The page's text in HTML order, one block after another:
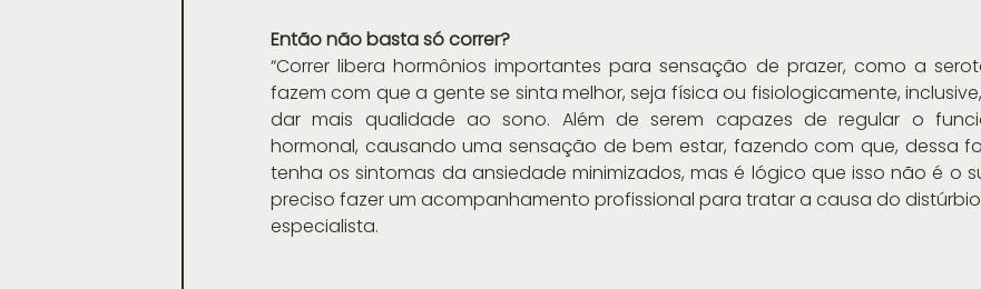
Então não basta só correr?
“Correr libera hormônios importantes para sensação de prazer, como a
fazem com que a gente se sinta melhor, seja física ou fisiologicamente,
dar mais qualidade ao sono. Além de serem capazes de regular o
hormonal, causando uma sensação de bem estar, fazendo com que, dessa
tenha os sintomas da ansiedade minimizados, mas é lógico que isso não é o
preciso fazer um acompanhamento profissional para tratar a causa do
especialista.